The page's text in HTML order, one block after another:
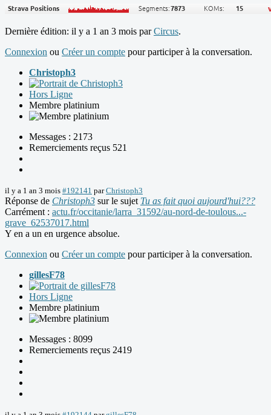
Dernière édition: il y a 1 an 3 mois parCircus.
Connexion ou Créer un compte pour participer à la conversation.
Christoph3
Hors Ligne
Membre platinium
Messages : 2173
Remerciements reçus 521
il y a 1 an 3 mois #192141 parChristoph3
Réponse de Christoph3 sur le sujet Tu as fait quoi aujourd'hui???
Carrément : actu.fr/occitanie/larra_31592/au-nord-de-toulous...-
grave_62537017.html
Y en a un en urgence absolue.
Connexion ou Créer un compte pour participer à la conversation.
gillesF78
Hors Ligne
Membre platinium
Messages : 8099
Remerciements reçus 2419